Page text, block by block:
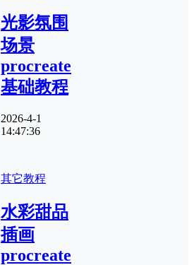
光影氛围
场景
procreate
基础教程
2026-4-1
14:47:36
其它教程
水彩甜品
插画
procreate